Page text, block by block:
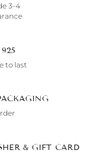
3-4 business days worldwide
925 STERLING SILVER
to last
& GIFT CARD